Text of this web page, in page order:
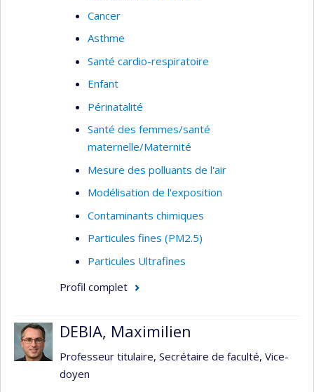
Cancer
Asthme
Santé cardio-respiratoire
Enfant
Périnatalité
Santé des femmes/santé
maternelle/Maternité
Mesure des polluants de l'air
Modélisation de l'exposition
Contaminants chimiques
Particules fines (PM2.5)
Particules Ultrafines
Profil complet
DEBIA, Maximilien
Professeur titulaire, Secrétaire de faculté, Vice-
doyen